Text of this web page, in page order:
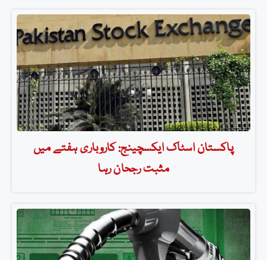
پاکستان اسٹاک ایکسچینج: کاروباری ہفتے میں
مثبت رجحان رہا